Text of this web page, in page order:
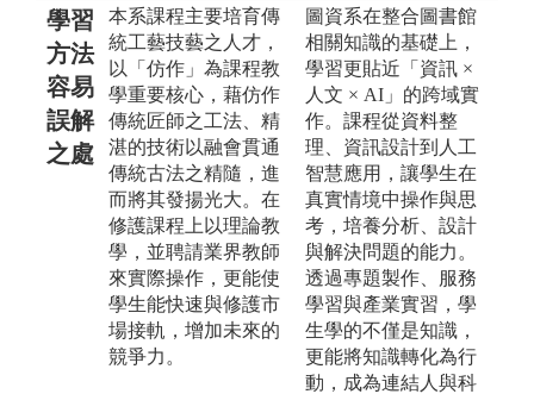
學習
方法
容易
誤解
之處
本系課程主要培育傳
統工藝技藝之人才，
以「仿作」為課程教
學重要核心，藉仿作
傳統匠師之工法、精
湛的技術以融會貫通
傳統古法之精隨，進
而將其發揚光大。在
修護課程上以理論教
學，並聘請業界教師
來實際操作，更能使
學生能快速與修護市
場接軌，增加未來的
競爭力。
圖資系在整合圖書館
相關知識的基礎上，
學習更貼近「資訊 ×
人文 × AI」的跨域實
作。課程從資料整
理、資訊設計到人工
智慧應用，讓學生在
真實情境中操作與思
考，培養分析、設計
與解決問題的能力。
透過專題製作、服務
學習與產業實習，學
生學的不僅是知識，
更能將知識轉化為行
動，成為連結人與科